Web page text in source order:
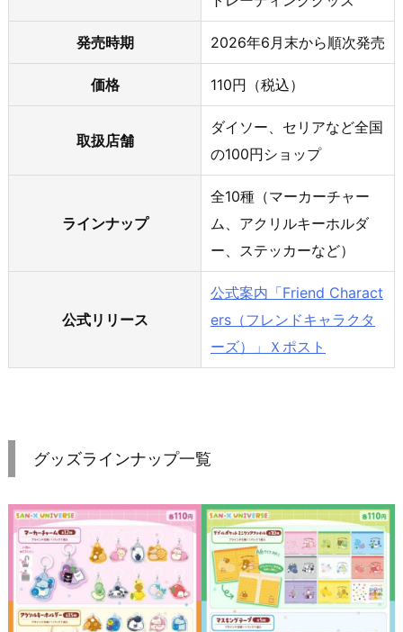
発売時期 2026年6月末から順次発売
価格 110円（税込）
取扱店舗
ダイソー、セリアなど全国
の100円ショップ
ラインナップ
全10種（マーカーチャー
ム、アクリルキーホルダ
ー、ステッカーなど）
公式リリース
公式案内「Friend Charact
ers（フレンドキャラクタ
ーズ）」Ｘポスト
グッズラインナップ一覧